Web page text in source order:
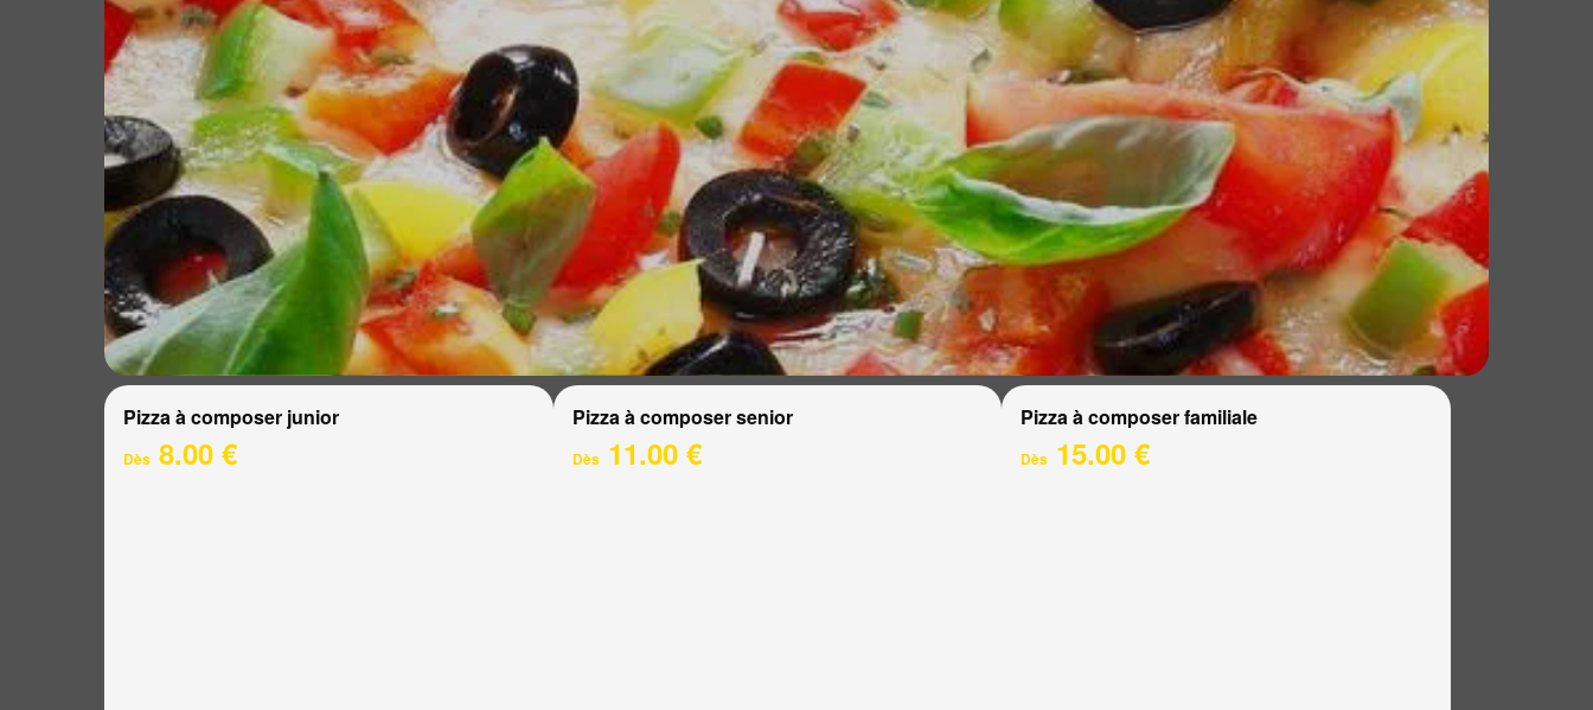
Pizza à composer junior
Dès 8.00 €
Pizza à composer senior
Dès11.00 €
Pizza à composer familiale
Dès 15.00 €